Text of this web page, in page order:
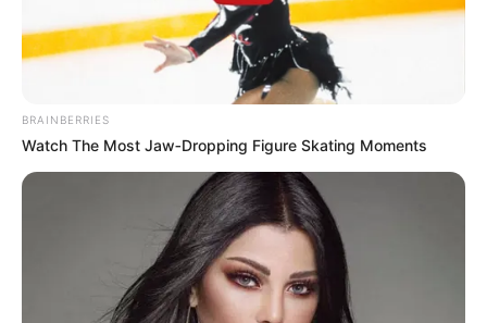
Norte, donde los encharcamientos complicaron el tránsito
y dejaron a muchos conductores literalmente
agua hasta el cuello”. La temporada invernal ha
golpeado con fuerza la ciudad, generando inundaciones
s, principalmente en el norte, donde
cantidades de agua. Este exceso ha desbordado
humedales y afectado la Autopista Norte, complicando la
movilidad tanto de conductores como de rutas escolares.
Te puede interesar: Se cae el cielo: La Calera
congestionada y en riesgo por fuertes lluvias;
conductores a tener paciencia
BRAINBERRIES
Watch The Most Jaw‑Dropping Figure Skating Moments